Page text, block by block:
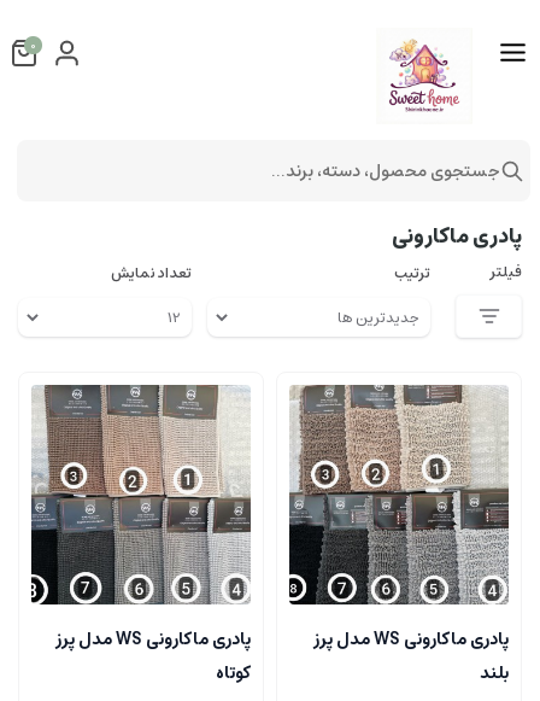
پادری ماکارونی
فیلتر ترتیب تعداد نمایش
پادری ماکارونی WS مدل پرز
بلند
پادری ماکارونی WS مدل پرز
کوتاه
0
جستجوی محصول، دسته، برند...